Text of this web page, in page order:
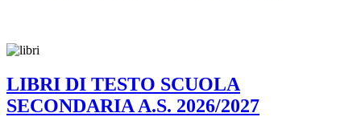
LIBRI DI TESTO SCUOLA
SECONDARIA A.S. 2026/2027